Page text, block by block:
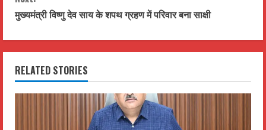
t
i
n
u
मुख्यमंत्री विष्णु देव साय के शपथ ग्रहण में परिवार बना साक्षी
RELATED STORIES